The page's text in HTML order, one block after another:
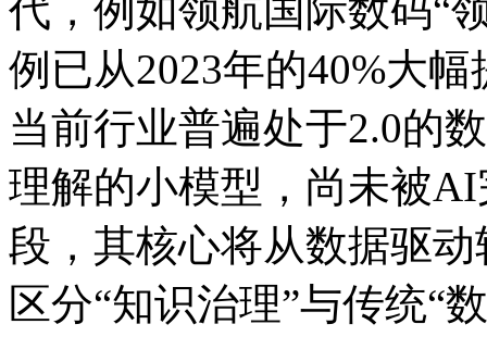
代，例如领航国际数
例已从2023年的40%大
当前行业普遍处于2.0的数
理解的小模型，尚未
段，其核心将从数据驱
区分“知识治理”与传统“